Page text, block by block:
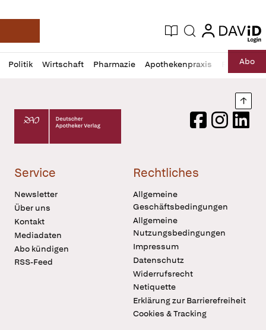
Deutsche Apotheker Zeitung
Aktuelle Ausgabe
Suche login
login
Politik Wirtschaft Pharmazie Apothekenpraxis RechtAbo
Profil
öffnen
Daz
Pur
Deutscher Apotheker Verlag Logo
FacebookInstagram
Service
Newsletter
Über uns
Kontakt
Mediadaten
Abo kündigen
RSS-Feed
Rechtliches
Allgemeine
Geschäftsbedingungen
Allgemeine
Nutzungsbedingungen
Impressum
Datenschutz
Widerrufsrecht
Netiquette
Erklärung zur Barrierefreiheit
Cookies & Tracking